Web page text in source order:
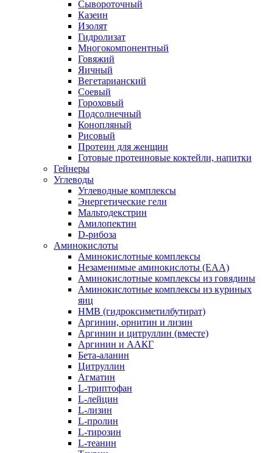
Сывороточный
Казеин
Изолят
Гидролизат
Многокомпонентный
Говяжий
Яичный
Вегетарианский
Соевый
Гороховый
Подсолнечный
Конопляный
Рисовый
Протеин для женщин
Готовые протеиновые коктейли, напитки
Гейнеры
Углеводы
Углеводные комплексы
Энергетические гели
Мальтодекстрин
Амилопектин
D-рибоза
Аминокислоты
Аминокислотные комплексы
Незаменимые аминокислоты (EAA)
Аминокислотные комплексы из говядины
Аминокислотные комплексы из куриных
яиц
HMB (гидроксиметилбутират)
Аргинин, орнитин и лизин
Аргинин и цитруллин (вместе)
Аргинин и ААКГ
Бета-аланин
Цитруллин
Агматин
L-триптофан
L-лейцин
L-лизин
L-пролин
L-тирозин
L-теанин